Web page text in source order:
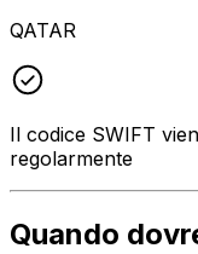
QATAR
Il codice SWIFT
regolarmente
Quando